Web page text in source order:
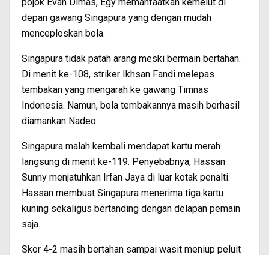
depan gawang Singapura yang dengan mudah
menceploskan bola.
Singapura tidak patah arang meski bermain bertahan.
Di menit ke-108, striker Ikhsan Fandi melepas
tembakan yang mengarah ke gawang Timnas
Indonesia. Namun, bola tembakannya masih berhasil
diamankan Nadeo.
Singapura malah kembali mendapat kartu merah
langsung di menit ke-119. Penyebabnya, Hassan
Sunny menjatuhkan Irfan Jaya di luar kotak penalti.
Hassan membuat Singapura menerima tiga kartu
kuning sekaligus bertanding dengan delapan pemain
saja.
Skor 4-2 masih bertahan sampai wasit meniup peluit